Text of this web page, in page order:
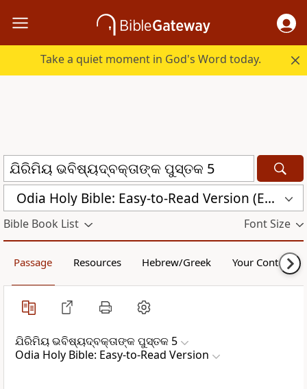
Take a quiet moment in God's Word today.
Odia Holy Bible: Easy-to-Read Version (ERV-OR)
Bible Book List Font Size
Passage Resources Hebrew/Greek Your Content
ଯିରିମିୟ ଭବିଷ୍ୟ‌ଦ୍‌ବକ୍ତାଙ୍କ ପୁସ୍ତକ 5
Odia Holy Bible: Easy-to-Read Version